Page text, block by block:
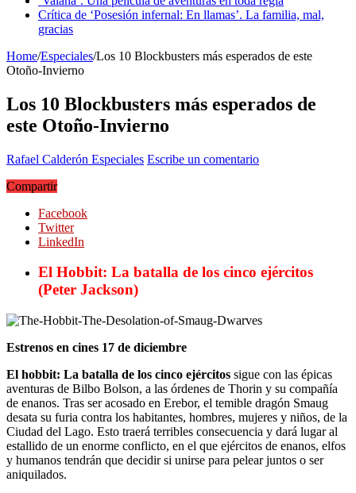
Crítica de ‘Posesión infernal: En llamas’. La familia, mal,
gracias
Home/Especiales/Los 10 Blockbusters más esperados de este
Otoño-Invierno
Los 10 Blockbusters más esperados de
este Otoño-Invierno
Rafael Calderón Especiales Escribe un comentario
Compartir
Facebook
Twitter
LinkedIn
El Hobbit: La batalla de los cinco ejércitos
(Peter Jackson)
Estrenos en cines 17 de diciembre
El hobbit: La batalla de los cinco ejércitos sigue con las épicas
aventuras de Bilbo Bolson, a las órdenes de Thorin y su compañía
de enanos. Tras ser acosado en Erebor, el temible dragón Smaug
desata su furia contra los habitantes, hombres, mujeres y niños, de la
Ciudad del Lago. Esto traerá terribles consecuencia y dará lugar al
estallido de un enorme conflicto, en el que ejércitos de enanos, elfos
y humanos tendrán que decidir si unirse para pelear juntos o ser
aniquilados.